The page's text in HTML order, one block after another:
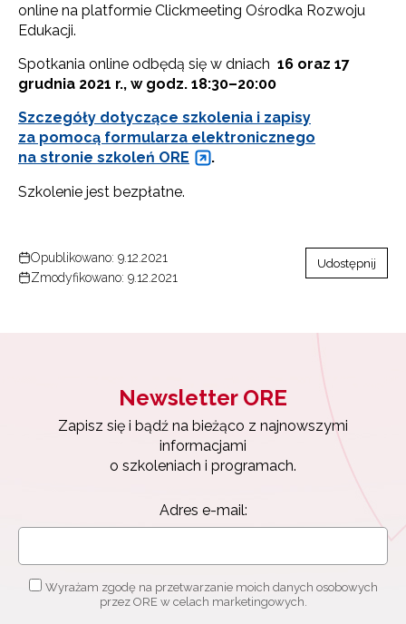
online na platformie Clickmeeting Ośrodka Rozwoju
Edukacji.
Spotkania online odbędą się w dniach 16 oraz 17
grudnia 2021 r., w godz. 18:30–20:00
Szczegóły dotyczące szkolenia i zapisy
za pomocą formularza elektronicznego
na stronie szkoleń ORE
.
Szkolenie jest bezpłatne.
Opublikowano: 9.12.2021
Zmodyfikowano: 9.12.2021
Udostępnij
Newsletter ORE
Zapisz się i bądź na bieżąco z najnowszymi
informacjami
o szkoleniach i programach.
Adres e-mail:
Wyrażam zgodę na przetwarzanie moich danych osobowych
przez ORE w celach marketingowych.